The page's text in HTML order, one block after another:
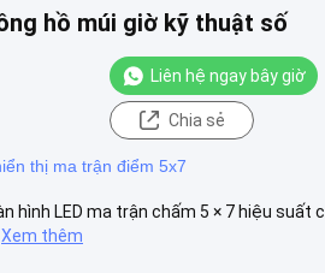
hồ múi giờ kỹ thuật số
Liên hệ ngay bây giờ
Chia sẻ
thị ma trận điểm 5x7
hình LED ma trận chấm 5 × 7 hiệu suất
Xem thêm